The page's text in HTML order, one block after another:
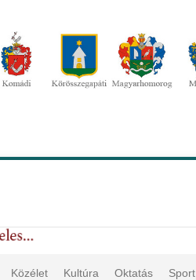
Közélet Kultúra Oktatás Sport